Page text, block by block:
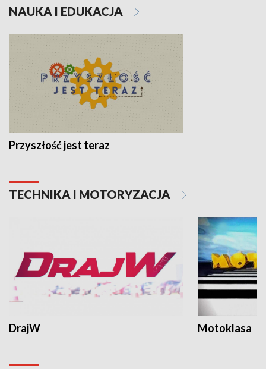
NAUKA I EDUKACJA
Przyszłość jest teraz
TECHNIKA I MOTORYZACJA
DrajW Motoklasa